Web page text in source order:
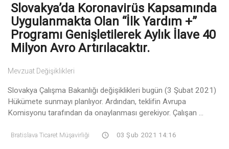
Slovakya’da Koronavirüs Kapsamında
Uygulanmakta Olan “İlk Yardım +”
Programı Genişletilerek Aylık İlave 40
Milyon Avro Artırılacaktır.
Mevzuat Değişiklikleri
Slovakya Çalışma Bakanlığı değişiklikleri bugün (3 Şubat 2021)
Hükümete sunmayı planlıyor. Ardından, teklifin Avrupa
Komisyonu tarafından da onaylanması gerekiyor. Çalışan ...
Bratislava Ticaret Müşavirliği 03 Şub 2021 14:16